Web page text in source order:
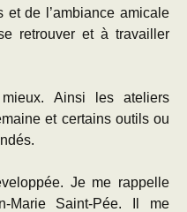
et de l’ambiance amicale
retrouver et à travailler
Ainsi les ateliers
et certains outils ou
Je me rappelle
Marie Saint-Pée. Il me